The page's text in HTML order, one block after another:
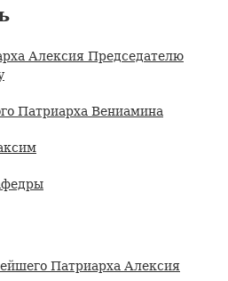
Алексия Председателю
Патриарха Вениамина
Патриарха Алексия